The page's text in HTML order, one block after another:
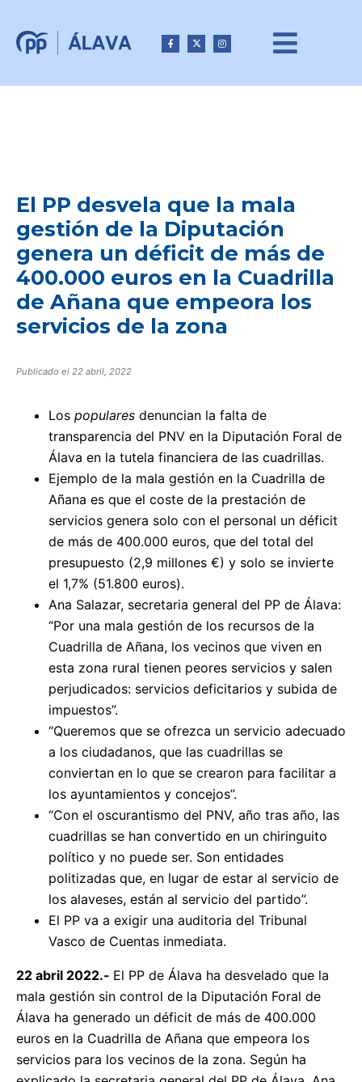
Publicado el 22 abril, 2022
El PP desvela que la mala
gestión de la Diputación
genera un déficit de más de
400.000 euros en la Cuadrilla
de Añana que empeora los
servicios de la zona
Los populares denuncian la falta de
transparencia del PNV en la Diputación Foral de
Álava en la tutela financiera de las cuadrillas.
Ejemplo de la mala gestión en la Cuadrilla de
Añana es que el coste de la prestación de
servicios genera solo con el personal un déficit
de más de 400.000 euros, que del total del
presupuesto (2,9 millones €) y solo se invierte
el 1,7% (51.800 euros).
Ana Salazar, secretaria general del PP de Álava:
“Por una mala gestión de los recursos de la
Cuadrilla de Añana, los vecinos que viven en
esta zona rural tienen peores servicios y salen
perjudicados: servicios deficitarios y subida de
impuestos”.
“Queremos que se ofrezca un servicio adecuado
a los ciudadanos, que las cuadrillas se
conviertan en lo que se crearon para facilitar a
los ayuntamientos y concejos”.
“Con el oscurantismo del PNV, año tras año, las
cuadrillas se han convertido en un chiringuito
político y no puede ser. Son entidades
politizadas que, en lugar de estar al servicio de
los alaveses, están al servicio del partido”.
El PP va a exigir una auditoria del Tribunal
Vasco de Cuentas inmediata.
22 abril 2022.- El PP de Álava ha desvelado que la
mala gestión sin control de la Diputación Foral de
Álava ha generado un déficit de más de 400.000
euros en la Cuadrilla de Añana que empeora los
servicios para los vecinos de la zona. Según ha